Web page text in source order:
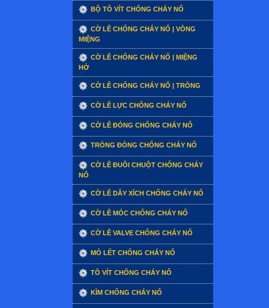
BỘ TÔ VÍT CHỐNG CHÁY NỔ
CỜ LÊ CHỐNG CHÁY NỔ | VÒNG
MIỆNG
CỜ LÊ CHỐNG CHÁY NỔ | MIỆNG
HỞ
CỜ LÊ CHỐNG CHÁY NỔ | TRÒNG
CỜ LÊ LỰC CHỐNG CHÁY NỔ
CỜ LÊ ĐÓNG CHỐNG CHÁY NỔ
TRÒNG ĐÓNG CHỐNG CHÁY NỔ
CỜ LÊ ĐUÔI CHUỘT CHỐNG CHÁY
NỔ
CỜ LÊ DÂY XÍCH CHỐNG CHÁY NỔ
CỜ LÊ MÓC CHỐNG CHÁY NỔ
CỜ LÊ VALVE CHỐNG CHÁY NỔ
MỎ LẾT CHỐNG CHÁY NỔ
TÔ VÍT CHỐNG CHÁY NỔ
KÌM CHỐNG CHÁY NỔ